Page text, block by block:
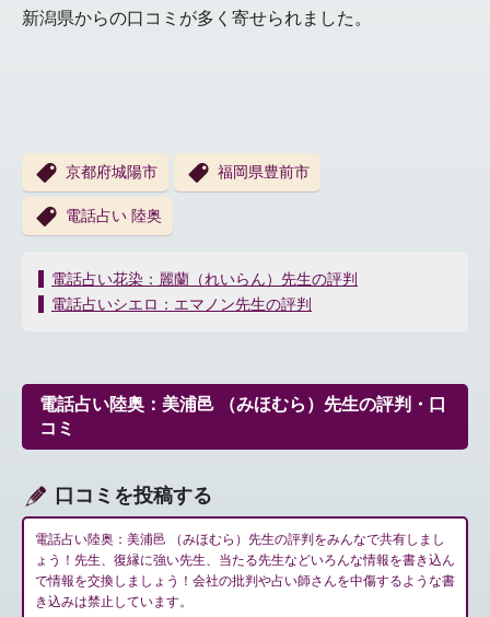
新潟県からの口コミが多く寄せられました。
京都府城陽市 福岡県豊前市
電話占い 陸奥
投
稿
ー
シ
電話占い花染：麗蘭（れいらん）先生の評判
電話占いシエロ：エマノン先生の評判
電話占い陸奥：美浦邑 （みほむら）先生の評判・口
コミ
口コミを投稿する
電話占い陸奥：美浦邑 （みほむら）先生の評判をみんなで共有しまし
ょう！先生、復縁に強い先生、当たる先生などいろんな情報を書き込ん
で情報を交換しましょう！会社の批判や占い師さんを中傷するような書
き込みは禁止しています。